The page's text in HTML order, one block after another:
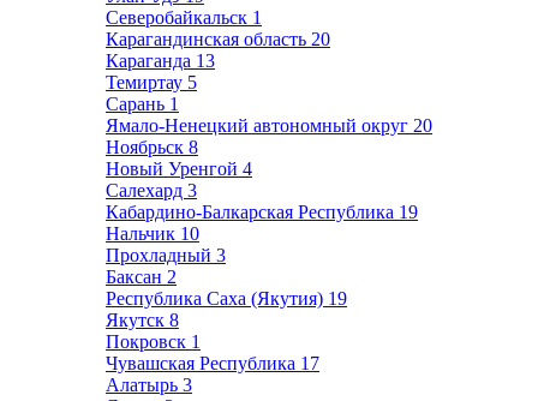
Северобайкальск 1
Карагандинская область 20
Караганда 13
Темиртау 5
Сарань 1
Ямало-Ненецкий автономный округ 20
Ноябрьск 8
Новый Уренгой 4
Салехард 3
Кабардино-Балкарская Республика 19
Нальчик 10
Прохладный 3
Баксан 2
Республика Саха (Якутия) 19
Якутск 8
Покровск 1
Чувашская Республика 17
Алатырь 3